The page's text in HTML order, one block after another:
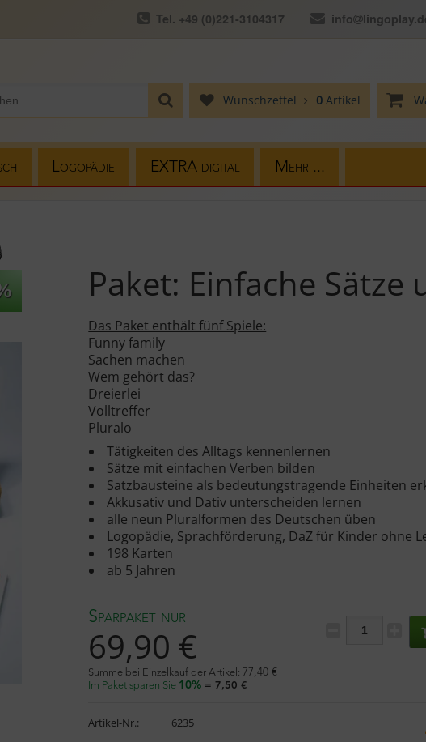
Tel. +49 (0)221-3104317 info
Wunschzettel 0 Artikel
Logopädie EXTRA digital Mehr ...
Paket: Einfache Sätze
Das Paket enthält fünf Spiele:
Funny family
Sachen machen
Wem gehört das?
Dreierlei
Volltreffer
Pluralo
Tätigkeiten des Alltags kennenlernen
Sätze mit einfachen Verben bilden
Satzbausteine als bedeutungstragende Einheiten
Akkusativ und Dativ unterscheiden lernen
alle neun Pluralformen des Deutschen üben
Logopädie, Sprachförderung, DaZ für Kinder ohne
198 Karten
ab 5 Jahren
Sparpaket nur
69,90 €
Summe bei Einzelkauf der Artikel: 77,40 €
Im Paket sparen Sie 10% = 7,50 €
Artikel-Nr.: 6235